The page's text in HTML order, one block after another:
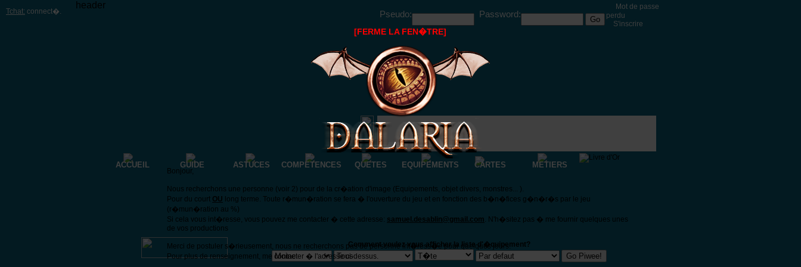
Tchat: connect�.
header
Pseudo:
Password:
Mot de passe
perdu
S'inscrire
ACCUEIL GUIDE ASTUCES COMPETENCES QUETES EQUIPEMENTS CARTES METIERS
Comment voulez vous afficher la liste d'�quipement?
[FERME LA FEN�TRE]
Bonjour,
Nous recherchons une personne (voir 2) pour de la cr�ation d'image (Equipements, objet divers, monstres... ).
Pour du court OU long terme. Toute r�mun�ration se fera � l'ouverture du jeu et en fonction des b�n�fices g�n�r�s par le jeu
(r�mun�ration au %)
Si cela vous int�resse, vous pouvez me contacter � cette adresse: samuel.desablin@gmail.com. N'h�sitez pas � me fournir quelques unes
de vos productions
Merci de postuler s�rieusement, nous ne recherchons pas de personne int�ress�e pour quelques jours.
Pour plus de renseignement, me contacter � l'adresse ci-dessus.